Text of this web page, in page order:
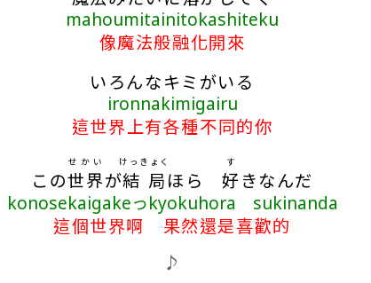
mahoumitainitokashiteku
像魔法般融化開來
いろんなキミがいる
ironnakimigairu
這世界上有各種不同的你
この世界
せかい
が結局
けっきょく
ほら 好
す
きなんだ
konosekaigakeっkyokuhora sukinanda
這個世界啊 果然還是喜歡的
♪